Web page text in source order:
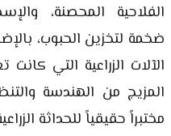
الفلاحية المحصنة،
ضخمة لتخزين الحبوب،
الآلات الزراعية التي
المزيج من الهندسة
مختبراً حقيقياً للحداثة